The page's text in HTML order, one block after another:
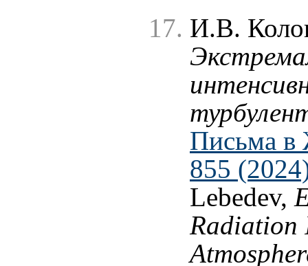
И.В.
Письма
855
Lebedev,
Radiation